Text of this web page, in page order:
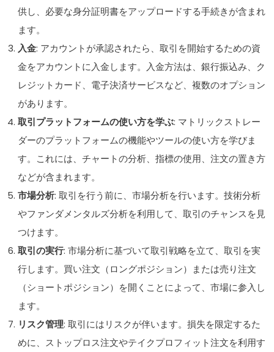
供し、必要な身分証明書をアップロードする手続きが含まれ
ます。
入金: アカウントが承認されたら、取引を開始するための資
金をアカウントに入金します。入金方法は、銀行振込み、ク
レジットカード、電子決済サービスなど、複数のオプション
があります。
取引プラットフォームの使い方を学ぶ: マトリックストレー
ダーのプラットフォームの機能やツールの使い方を学びま
す。これには、チャートの分析、指標の使用、注文の置き方
などが含まれます。
市場分析: 取引を行う前に、市場分析を行います。技術分析
やファンダメンタルズ分析を利用して、取引のチャンスを見
つけます。
取引の実行: 市場分析に基づいて取引戦略を立て、取引を実
行します。買い注文（ロングポジション）または売り注文
（ショートポジション）を開くことによって、市場に参入し
ます。
リスク管理: 取引にはリスクが伴います。損失を限定するた
めに、ストップロス注文やテイクプロフィット注文を利用す